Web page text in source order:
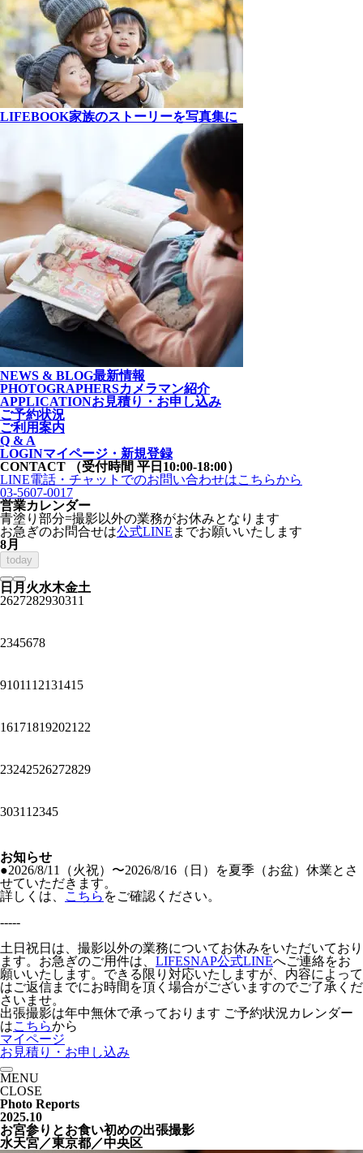
LIFEBOOK家族のストーリーを写真集に
NEWS & BLOG最新情報
PHOTOGRAPHERSカメラマン紹介
APPLICATIONお見積り・お申し込み
ご予約状況
ご利用案内
Q & A
LOGINマイページ・新規登録
CONTACT
（受付時間 平日10:00-18:00）
LINE電話・チャットでのお問い合わせはこちらから
03-5607-0017
営業カレンダー
青塗り 部分=撮影以外の業務がお休みとなります
お急ぎのお問合せは公式LINE までお願いいたします
8月
today
日 月 火水木金土
262728293031 1
2345678
91011 12131415
161718192021 22
23242526272829
3031 1 2345
お知らせ
●2026/8/11（火祝）〜2026/8/16（日）を夏季（お盆）休業とさ
せていただきます。
詳しくは、
こちら をご確認ください。
-----
土日祝日は、撮影以外の業務についてお休みをいただいており
ます。お急ぎのご用件は、 LIFESNAP公式LINEへご連絡をお
願いいたします。できる限り対応いたしますが、内容によって
はご返信までにお時間を頂く場合がございますのでご了承くだ
さいませ。
出張撮影は年中無休で承っております ご予約状況カレンダー
はこちらから
マイページ
お見積り・お申し込み
MENU
CLOSE
Photo Reports
2025.10
お宮参りとお食い初めの出張撮影
水天宮／東京都／中央区